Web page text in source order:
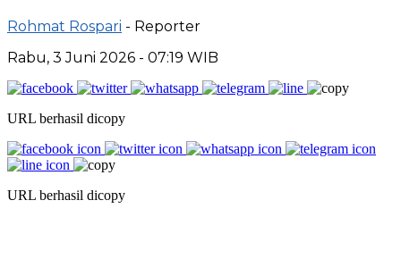
Rohmat Rospari - Reporter
Rabu, 3 Juni 2026 - 07:19 WIB
URL berhasil dicopy
URL berhasil dicopy